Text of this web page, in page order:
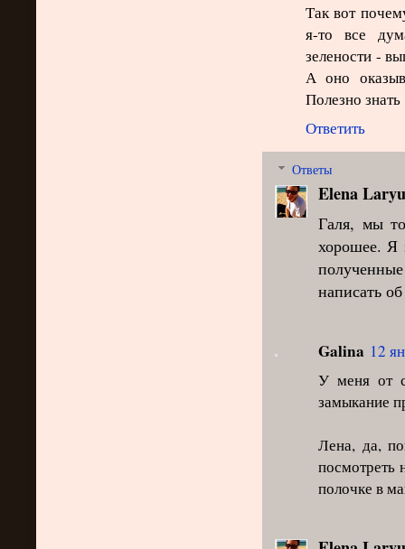
Так вот
я-то все
зелености -
А оно
Полезно
Ответить
Ответы
Elena
Галя, мы
хорошее. Я
написать
Galina 12
У меня от
замыкание
Лена, да,
посмотреть
полочке в